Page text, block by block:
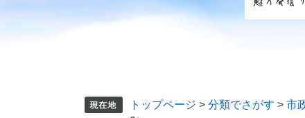
トップページ > 分類でさがす > 市